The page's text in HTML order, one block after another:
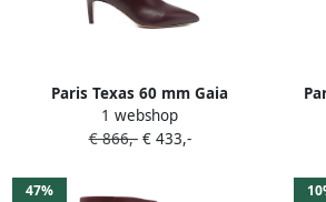
Paris Texas 60 mm Gaia
knielaarzen Rood
1 webshop
€ 866,-€ 433,-
47%